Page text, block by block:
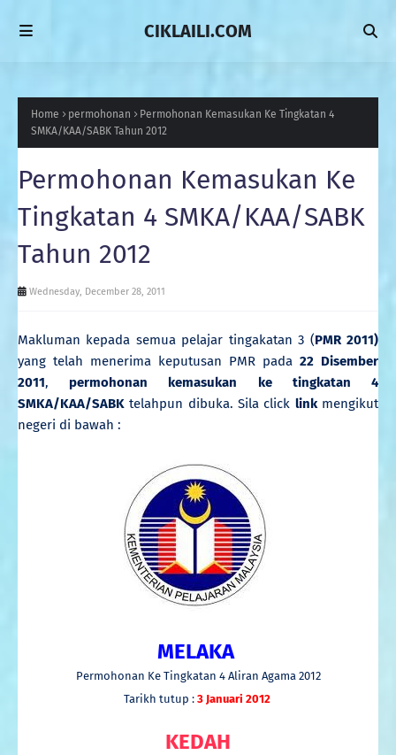
CIKLAILI.COM
Home permohonan
Permohonan Kemasukan Ke Tingkatan 4
SMKA/KAA/SABK Tahun 2012
Permohonan Kemasukan Ke
Tingkatan 4 SMKA/KAA/SABK
Tahun 2012
Wednesday, December 28, 2011
Makluman kepada semua pelajar tingakatan 3 (PMR 2011)
yang telah menerima keputusan PMR pada 22 Disember
2011, permohonan kemasukan ke tingkatan 4
SMKA/KAA/SABK telahpun dibuka. Sila click linkmengikut
negeri di bawah :
MELAKA
Permohonan Ke Tingkatan 4 Aliran Agama 2012
Tarikh tutup : 3 Januari 2012
KEDAH